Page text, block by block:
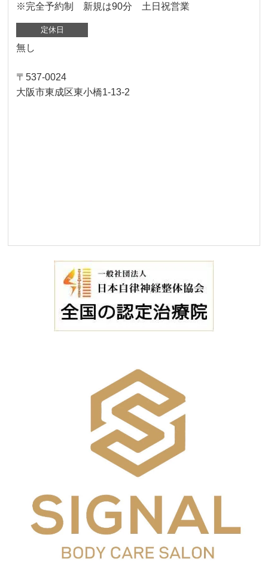
※完全予約制 新規は90分 土日祝営業
定休日
無し
〒537-0024
大阪市東成区東小橋1-13-2